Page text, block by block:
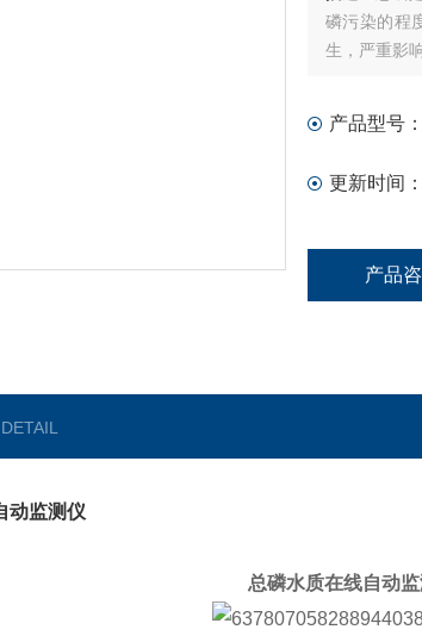
磷污染的程
生，严重影
产品型号：
更新时间：
产品
动监测仪
总磷水质在线自动